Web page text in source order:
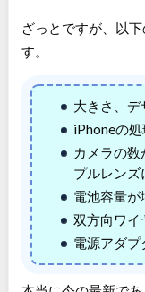
ざっとですが、以
す。
大きさ、デ
iPhoneの
カメラの
プルレンズ
電池容量が
双方向ワイ
電源アダプ